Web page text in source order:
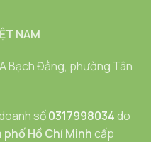
NAM
Bạch Đằng, phường Tân
số0317998034 do
Hồ Chí Minh cấp